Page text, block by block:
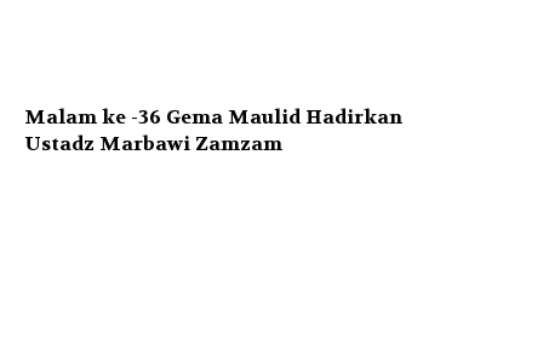
Malam ke -36 Gema Maulid Hadirkan
Ustadz Marbawi Zamzam